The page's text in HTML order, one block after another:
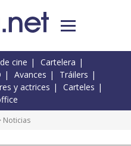
cine
Cartelera
Avances
Tráilers
y actrices
Carteles
Noticias